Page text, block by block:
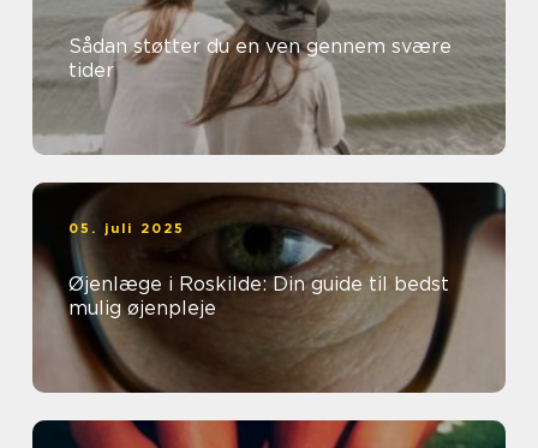
Sådan støtter du en ven gennem svære
tider
05. juli 2025
Øjenlæge i Roskilde: Din guide til bedst
mulig øjenpleje